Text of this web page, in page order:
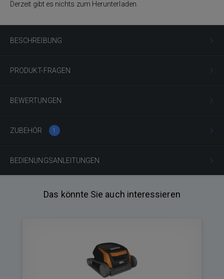
BESCHREIBUNG
PRODUKT-FRAGEN
BEWERTUNGEN
ZUBEHÖR 1
BEDIENUNGSANLEITUNGEN
Derzeit gibt es nichts zum Herunterladen.
Das könnte Sie auch interessieren